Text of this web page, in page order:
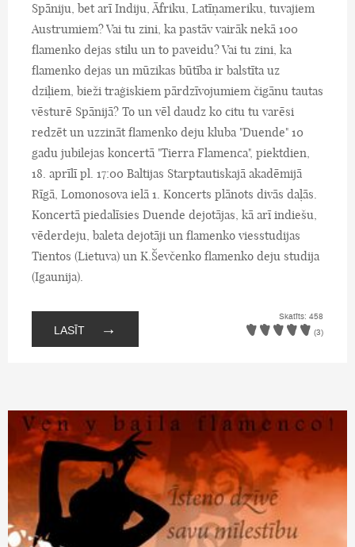
Spāniju, bet arī Indiju, Āfriku, Latīņameriku, tuvajiem
Austrumiem? Vai tu zini, ka pastāv vairāk nekā 100
flamenko dejas stilu un to paveidu? Vai tu zini, ka
flamenko dejas un mūzikas būtība ir balstīta uz
dziļiem, bieži traģiskiem pārdzīvojumiem čigānu tautas
vēsturē Spānijā? To un vēl daudz ko citu tu varēsi
redzēt un uzzināt flamenko deju kluba "Duende" 10
gadu jubilejas koncertā "Tierra Flamenca", piektdien,
18. aprīlī pl. 17:00 Baltijas Starptautiskajā akadēmijā
Rīgā, Lomonosova ielā 1. Koncerts plānots divās daļās.
Koncertā piedalīsies Duende dejotājas, kā arī indiešu,
vēderdeju, baleta dejotāji un flamenko viesstudijas
Tientos (Lietuva) un K.Ševčenko flamenko deju studija
(Igaunija).
LASĪT →
Skatīts: 458
(3)